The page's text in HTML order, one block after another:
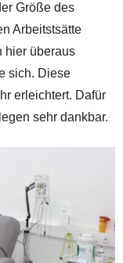
Größe des
Arbeitstsätte
hier überaus
sich. Diese
erleichtert. Dafür
sehr dankbar.